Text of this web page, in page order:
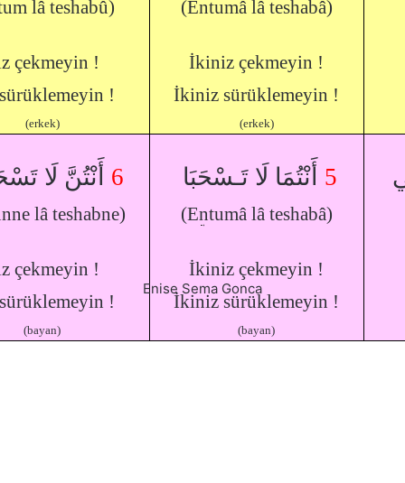
lâ teshabû)
çekmeyin !
meyin !
(erkek)
(Entumâ lâ teshabâ)
İkiniz çekmeyin !
İkiniz sürüklemeyin !
(erkek)
أَنْتُنَّ لَا 6
lâ teshabne)
çekmeyin !
!
(bayan)
أَنْتُمَا لَا تَـسْحَبَا 5
(Entumâ lâ teshabâ)
İkiniz çekmeyin !
İkiniz sürüklemeyin !
(bayan)
Enise Sema Gonca